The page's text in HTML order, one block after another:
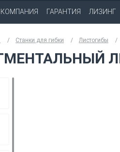
КОМПАНИЯ ГАРАНТИЯ ЛИЗИНГ
Станки для гибки Листогибы